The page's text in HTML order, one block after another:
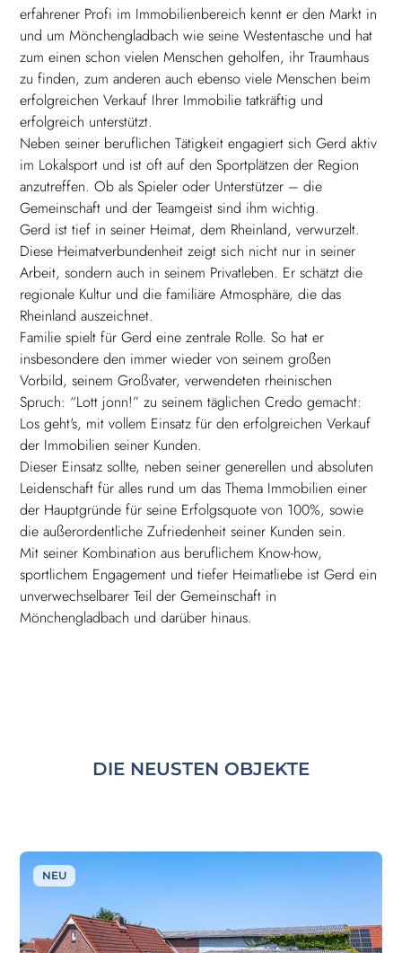
erfahrener Profi im Immobilienbereich kennt er den Markt in
und um Mönchengladbach wie seine Westentasche und hat
zum einen schon vielen Menschen geholfen, ihr Traumhaus
zu finden, zum anderen auch ebenso viele Menschen beim
erfolgreichen Verkauf Ihrer Immobilie tatkräftig und
erfolgreich unterstützt.
Neben seiner beruflichen Tätigkeit engagiert sich Gerd aktiv
im Lokalsport und ist oft auf den Sportplätzen der Region
anzutreffen. Ob als Spieler oder Unterstützer – die
Gemeinschaft und der Teamgeist sind ihm wichtig.
Gerd ist tief in seiner Heimat, dem Rheinland, verwurzelt.
Diese Heimatverbundenheit zeigt sich nicht nur in seiner
Arbeit, sondern auch in seinem Privatleben. Er schätzt die
regionale Kultur und die familiäre Atmosphäre, die das
Rheinland auszeichnet.
Familie spielt für Gerd eine zentrale Rolle. So hat er
insbesondere den immer wieder von seinem großen
Vorbild, seinem Großvater, verwendeten rheinischen
Spruch: “Lott jonn!” zu seinem täglichen Credo gemacht:
Los geht's, mit vollem Einsatz für den erfolgreichen Verkauf
der Immobilien seiner Kunden.
Dieser Einsatz sollte, neben seiner generellen und absoluten
Leidenschaft für alles rund um das Thema Immobilien einer
der Hauptgründe für seine Erfolgsquote von 100%, sowie
die außerordentliche Zufriedenheit seiner Kunden sein.
Mit seiner Kombination aus beruflichem Know-how,
sportlichem Engagement und tiefer Heimatliebe ist Gerd ein
unverwechselbarer Teil der Gemeinschaft in
Mönchengladbach und darüber hinaus.
DIE NEUSTEN OBJEKTE
NEU